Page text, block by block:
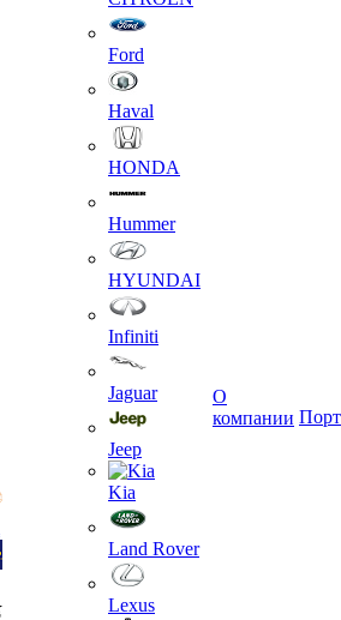
Ford
Haval
HONDA
Hummer
HYUNDAI
Infiniti
Jaguar
Jeep
Kia
Land Rover
Lexus
О
компании